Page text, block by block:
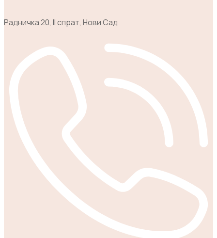
Радничка 20, II спрат, Нови Сад